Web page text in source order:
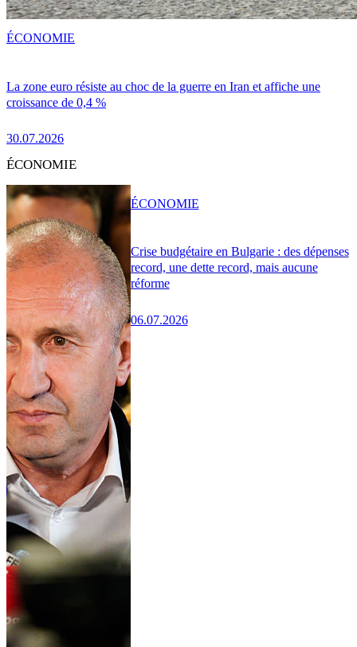
La zone euro résiste au choc de la guerre en Iran et affiche une
croissance de 0,4 %
30.07.2026
ÉCONOMIE
ÉCONOMIE
Crise budgétaire en Bulgarie : des dépenses
record, une dette record, mais aucune
réforme
06.07.2026
ÉCONOMIE